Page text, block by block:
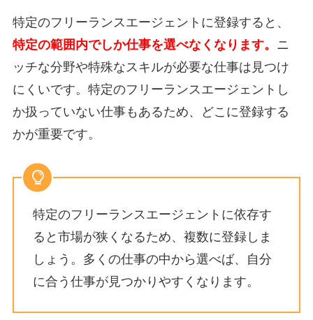
特定のフリーランスエージェントに登録すると、
特定の範囲内でしか仕事を選べなくなります。 ニ
ッチな分野や特殊なスキルが必要な仕事は見つけ
にくいです。特定のフリーランスエージェントし
か扱っていない仕事もあるため、どこに登録する
かが重要です。
特定のフリーランスエージェントに依存す
ると市場が狭くなるため、複数に登録しま
しょう。 多くの仕事の中から選べば、自分
に合う仕事が見つかりやすくなります。